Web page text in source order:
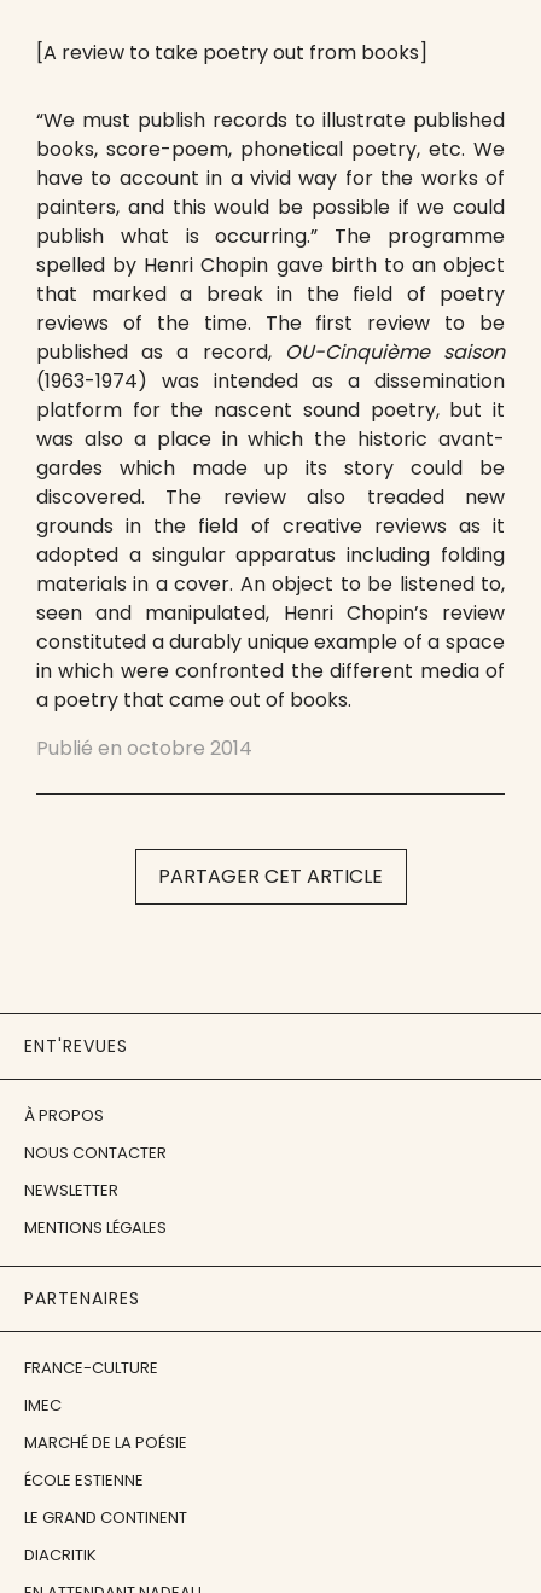
[A review to take poetry out from books]
“We must publish records to illustrate published
books, score-poem, phonetical poetry, etc. We
have to account in a vivid way for the works of
painters, and this would be possible if we could
publish what is occurring.” The programme
spelled by Henri Chopin gave birth to an object
that marked a break in the field of poetry
reviews of the time. The first review to be
published as a record, OU-Cinquième saison
(1963-1974) was intended as a dissemination
platform for the nascent sound poetry, but it
was also a place in which the historic avant-
gardes which made up its story could be
discovered. The review also treaded new
grounds in the field of creative reviews as it
adopted a singular apparatus including folding
materials in a cover. An object to be listened to,
seen and manipulated, Henri Chopin’s review
constituted a durably unique example of a space
in which were confronted the different media of
a poetry that came out of books.
Publié en octobre 2014
PARTAGER CET ARTICLE
ENT'REVUES
À PROPOS
NOUS CONTACTER
NEWSLETTER
MENTIONS LÉGALES
PARTENAIRES
FRANCE-CULTURE
IMEC
MARCHÉ DE LA POÉSIE
ÉCOLE ESTIENNE
LE GRAND CONTINENT
DIACRITIK